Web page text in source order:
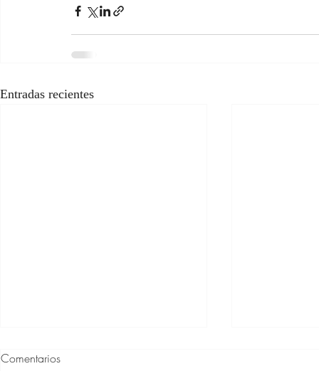
Entradas recientes
Comentarios